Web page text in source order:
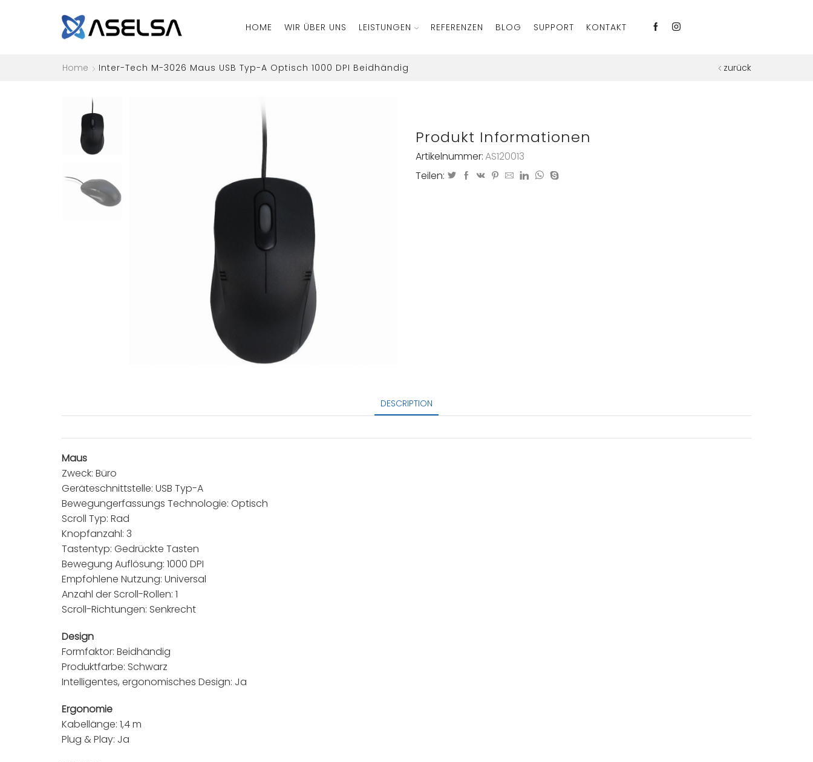
HOME WIR ÜBER UNS LEISTUNGEN REFERENZEN BLOG SUPPORT KONTAKT
Home Inter-Tech M-3026 Maus USB Typ-A Optisch 1000 DPI Beidhändig zurück
Produkt Informationen
Artikelnummer:AS120013
Teilen:
DESCRIPTION
Maus
Zweck: Büro
Geräteschnittstelle: USB Typ-A
Bewegungerfassungs Technologie: Optisch
Scroll Typ: Rad
Knopfanzahl: 3
Tastentyp: Gedrückte Tasten
Bewegung Auflösung: 1000 DPI
Empfohlene Nutzung: Universal
Anzahl der Scroll-Rollen: 1
Scroll-Richtungen: Senkrecht
Design
Formfaktor: Beidhändig
Produktfarbe: Schwarz
Intelligentes, ergonomisches Design: Ja
Ergonomie
Kabellänge: 1,4 m
Plug & Play: Ja